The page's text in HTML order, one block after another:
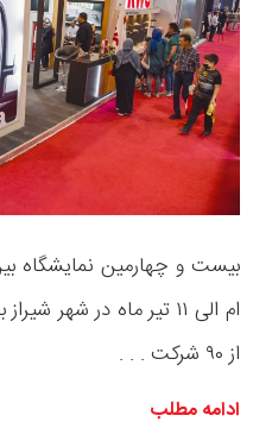
ام الی ۱۱ تیر ماه در
از ۹۰ شرکت . . .
ادامه مطلب